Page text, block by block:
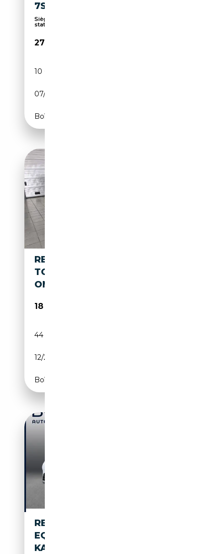
7SI.ASSISTENTEN
Sièges chauffants, Capteurs d'aide au
stationnemen...
27 990€
10 000 km
07/2025
Boîte automatique
RENAULT KANGOO III 1.3
TCE100 EDITION
ONE|LED|KAMERA
18 990€
44 592 km
12/2022
Boîte manuelle
RENAULT KANGOO PKW
EQUILIBRE 1.3 TCE 100
KAMERA CARPLAY